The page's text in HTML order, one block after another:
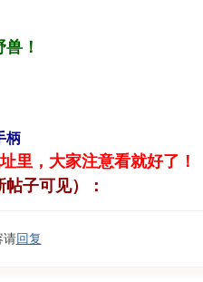
！
柄
里，大家注意看就好了！
子可见）：
请回复